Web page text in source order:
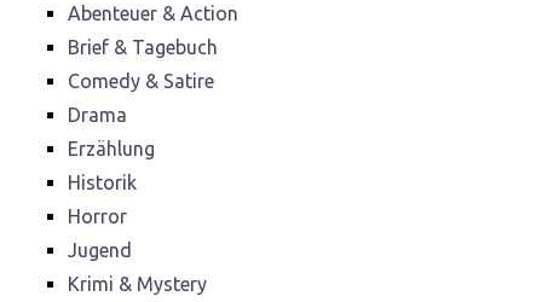
Abenteuer & Action
Brief & Tagebuch
Comedy & Satire
Drama
Erzählung
Historik
Horror
Jugend
Krimi & Mystery